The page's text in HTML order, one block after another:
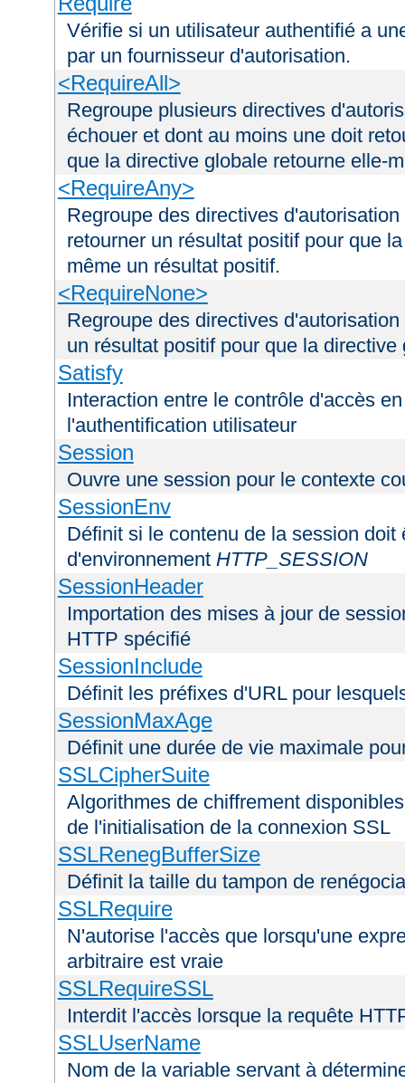
Vérifie si un utilisateur authentifié a
par un fournisseur d'autorisation.
<RequireAll>
Regroupe plusieurs directives
échouer et dont au moins une doit
que la directive globale retourne elle-
<RequireAny>
Regroupe des directives
retourner un résultat positif pour que
même un résultat positif.
<RequireNone>
Regroupe des directives
un résultat positif pour que la
Satisfy
Interaction entre le contrôle d'accès
l'authentification utilisateur
Session
Ouvre une session pour le contexte
SessionEnv
Définit si le contenu de la session
d'environnement HTTP_SESSION
SessionHeader
Importation des mises à jour de
HTTP spécifié
SessionInclude
Définit les préfixes d'URL pour
SessionMaxAge
Définit une durée de vie maximale
SSLCipherSuite
Algorithmes de chiffrement
de l'initialisation de la connexion SSL
SSLRenegBufferSize
Définit la taille du tampon de
SSLRequire
N'autorise l'accès que lorsqu'une
arbitraire est vraie
SSLRequireSSL
Interdit l'accès lorsque la requête
SSLUserName
Nom de la variable servant à